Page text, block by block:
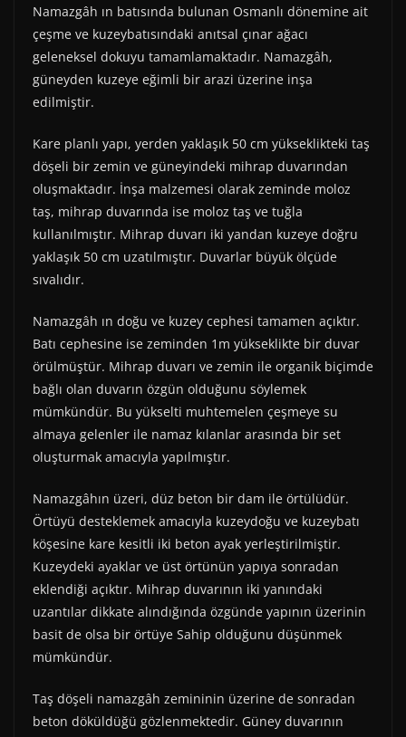
Namazgâh ın batısında bulunan Osmanlı dönemine ait
çeşme ve kuzeybatısındaki anıtsal çınar ağacı
geleneksel dokuyu tamamlamaktadır. Namazgâh,
güneyden kuzeye eğimli bir arazi üzerine inşa
edilmiştir.
Kare planlı yapı, yerden yaklaşık 50 cm yükseklikteki taş
döşeli bir zemin ve güneyindeki mihrap duvarından
oluşmaktadır. İnşa malzemesi olarak zeminde moloz
taş, mihrap duvarında ise moloz taş ve tuğla
kullanılmıştır. Mihrap duvarı iki yandan kuzeye doğru
yaklaşık 50 cm uzatılmıştır. Duvarlar büyük ölçüde
sıvalıdır.
Namazgâh ın doğu ve kuzey cephesi tamamen açıktır.
Batı cephesine ise zeminden 1m yükseklikte bir duvar
örülmüştür. Mihrap duvarı ve zemin ile organik biçimde
bağlı olan duvarın özgün olduğunu söylemek
mümkündür. Bu yükselti muhtemelen çeşmeye su
almaya gelenler ile namaz kılanlar arasında bir set
oluşturmak amacıyla yapılmıştır.
Namazgâhın üzeri, düz beton bir dam ile örtülüdür.
Örtüyü desteklemek amacıyla kuzeydoğu ve kuzeybatı
köşesine kare kesitli iki beton ayak yerleştirilmiştir.
Kuzeydeki ayaklar ve üst örtünün yapıya sonradan
eklendiği açıktır. Mihrap duvarının iki yanındaki
uzantılar dikkate alındığında özgünde yapının üzerinin
basit de olsa bir örtüye Sahip olduğunu düşünmek
mümkündür.
Taş döşeli namazgâh zemininin üzerine de sonradan
beton döküldüğü gözlenmektedir. Güney duvarının